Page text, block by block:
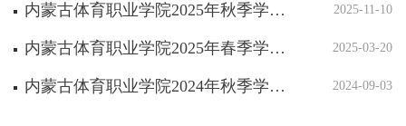
内蒙古体育职业学院2025年秋季学期校历 2025-11-10
内蒙古体育职业学院2025年春季学期校历 2025-03-20
内蒙古体育职业学院2024年秋季学期校历 2024-09-03